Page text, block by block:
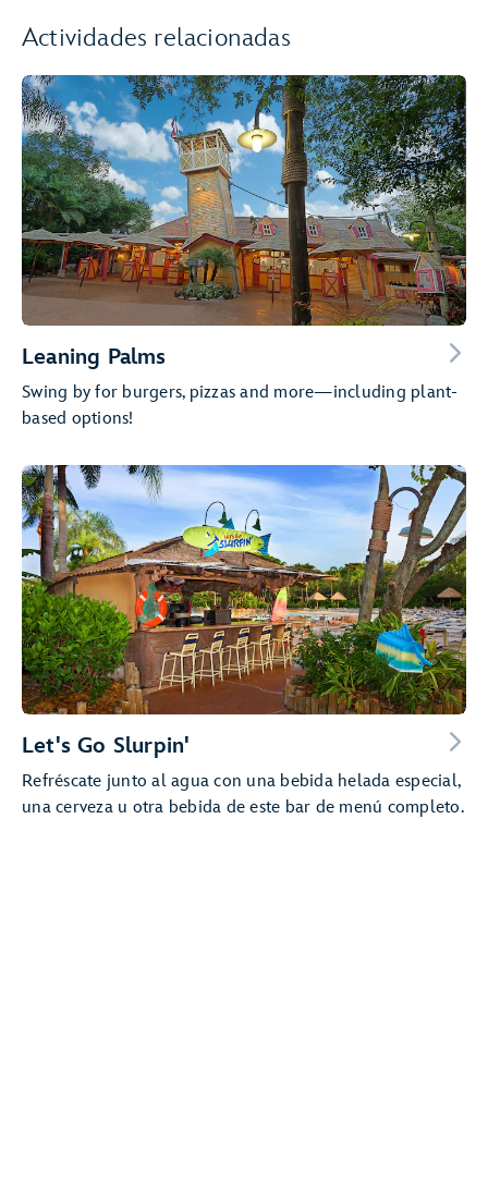
Actividades relacionadas
Leaning Palms
Swing by for burgers, pizzas and more—including plant-
based options!
Let's Go Slurpin'
Refréscate junto al agua con una bebida helada especial,
una cerveza u otra bebida de este bar de menú completo.